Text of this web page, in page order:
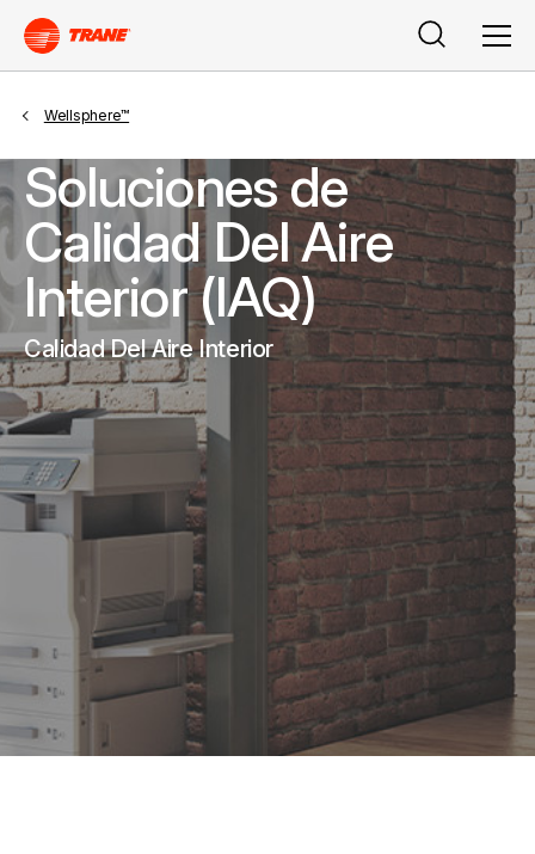
Search
Wellsphere™
Soluciones de
Calidad Del Aire
Interior (IAQ)
Calidad Del Aire Interior